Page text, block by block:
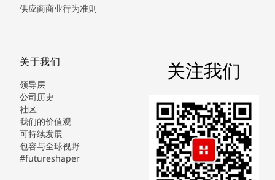
供应商商业行为准则
关于我们
领导层
公司历史
社区
我们的价值观
可持续发展
包容与全球视野
#futureshaper
关注我们